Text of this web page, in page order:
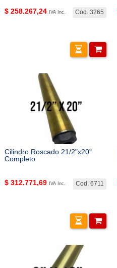
Cod. 3265
$ 258.267,24 IVA Inc.
Cilindro Roscado 21/2"x20"
Completo
Cod. 6711
$ 312.771,69 IVA Inc.